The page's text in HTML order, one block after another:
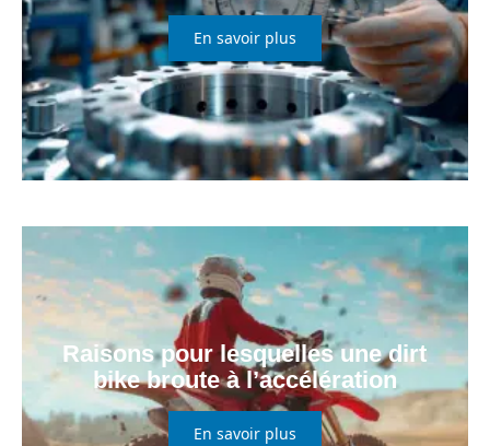
En savoir plus
Raisons pour lesquelles une dirt
bike broute à l’accélération
En savoir plus